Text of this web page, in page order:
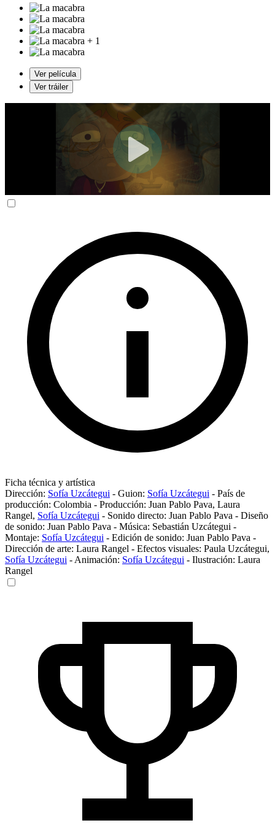
+ 1
Ver película
Ver tráiler
Ficha técnica y artística
Dirección: Sofía Uzcátegui - Guion: Sofía Uzcátegui - País de
producción: Colombia - Producción: Juan Pablo Pava, Laura
Rangel, Sofía Uzcátegui - Sonido directo: Juan Pablo Pava - Diseño
de sonido: Juan Pablo Pava - Música: Sebastián Uzcátegui -
Montaje: Sofía Uzcátegui - Edición de sonido: Juan Pablo Pava -
Dirección de arte: Laura Rangel - Efectos visuales: Paula Uzcátegui,
Sofía Uzcátegui - Animación: Sofía Uzcátegui - Ilustración: Laura
Rangel